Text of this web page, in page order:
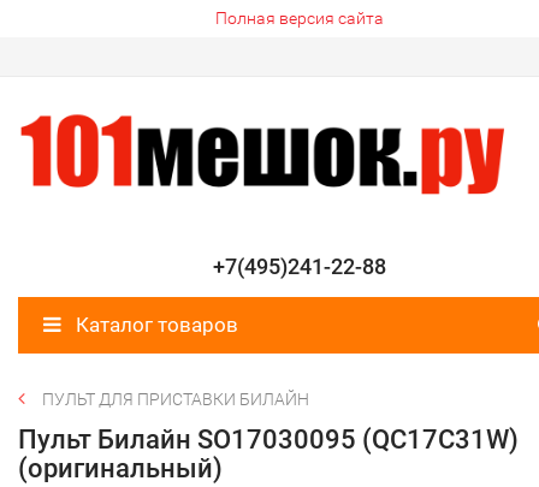
Полная версия сайта
+7(495)241-22-88
Каталог товаров
ПУЛЬТ ДЛЯ ПРИСТАВКИ БИЛАЙН
Пульт Билайн SO17030095 (QC17C31W)
(оригинальный)